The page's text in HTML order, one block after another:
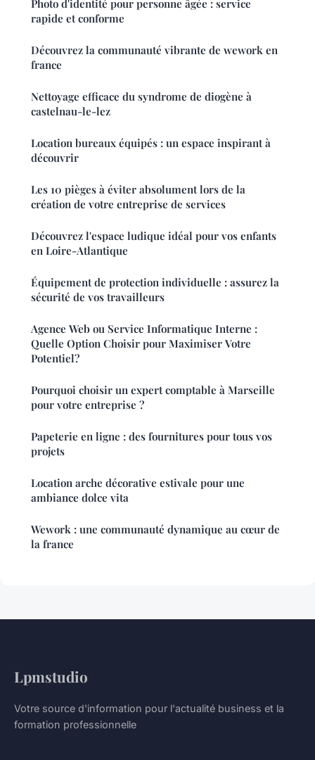
Photo d'identité pour personne âgée : service
rapide et conforme
Découvrez la communauté vibrante de wework en
france
Nettoyage efficace du syndrome de diogène à
castelnau-le-lez
Location bureaux équipés : un espace inspirant à
découvrir
Les 10 pièges à éviter absolument lors de la
création de votre entreprise de services
Découvrez l'espace ludique idéal pour vos enfants
en Loire-Atlantique
Équipement de protection individuelle : assurez la
sécurité de vos travailleurs
Agence Web ou Service Informatique Interne :
Quelle Option Choisir pour Maximiser Votre
Potentiel?
Pourquoi choisir un expert comptable à Marseille
pour votre entreprise ?
Papeterie en ligne : des fournitures pour tous vos
projets
Location arche décorative estivale pour une
ambiance dolce vita
Wework : une communauté dynamique au cœur de
la france
Lpmstudio
Votre source d'information pour l'actualité business et la
formation professionnelle